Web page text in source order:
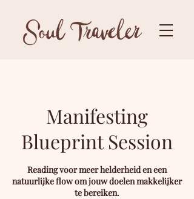
Manifesting
Blueprint Session
Reading voor meer helderheid en een
natuurlijke flow om jouw doelen makkelijker
te bereiken.